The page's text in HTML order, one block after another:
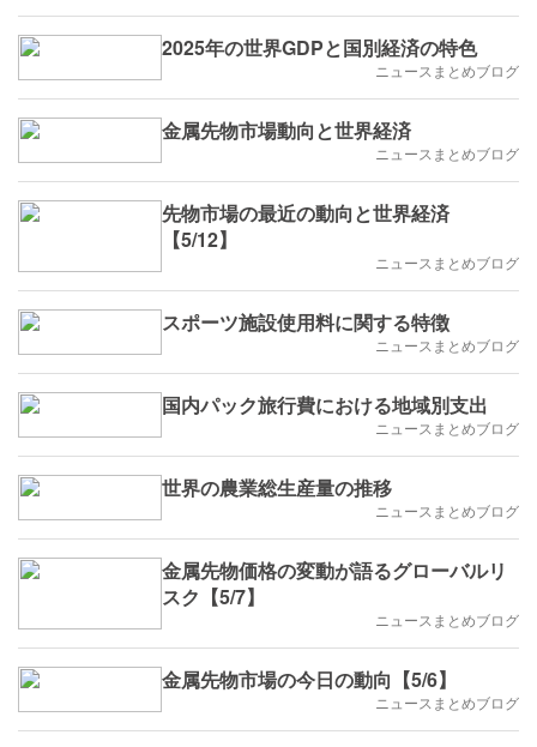
2025年の世界GDPと国別経済の特色
ニュースまとめブログ
金属先物市場動向と世界経済
ニュースまとめブログ
先物市場の最近の動向と世界経済
【5/12】
ニュースまとめブログ
スポーツ施設使用料に関する特徴
ニュースまとめブログ
国内パック旅行費における地域別支出
ニュースまとめブログ
世界の農業総生産量の推移
ニュースまとめブログ
金属先物価格の変動が語るグローバルリ
スク【5/7】
ニュースまとめブログ
金属先物市場の今日の動向【5/6】
ニュースまとめブログ